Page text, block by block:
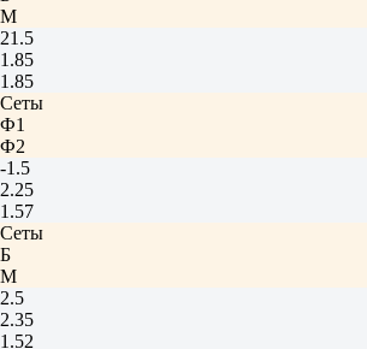
М
21.5
1.85
1.85
Сеты
Ф1
Ф2
-1.5
2.25
1.57
Сеты
Б
М
2.5
2.35
1.52